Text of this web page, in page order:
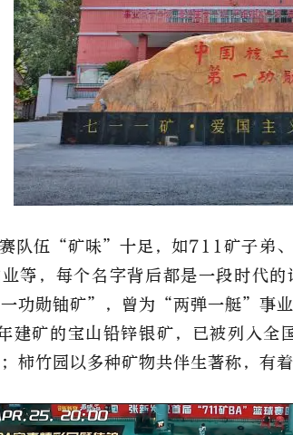
队伍“矿味”十足，如711矿子弟、
等，每个名字背后都是一段时代
功勋铀矿”，曾为“两弹一艇”事业
建矿的宝山铅锌银矿，已被列入全
柿竹园以多种矿物共伴生著称，有